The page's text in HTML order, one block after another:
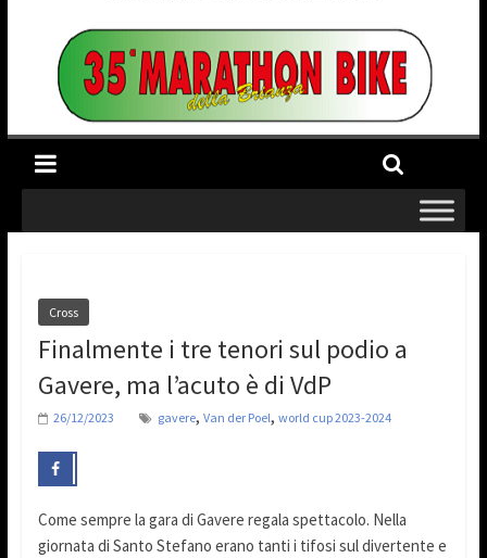
Cross
Finalmente i tre tenori sul podio a
Gavere, ma l’acuto è di VdP
26/12/2023 gavere, Van der Poel, world cup 2023-2024
Come sempre la gara di Gavere regala spettacolo. Nella
giornata di Santo Stefano erano tanti i tifosi sul divertente e